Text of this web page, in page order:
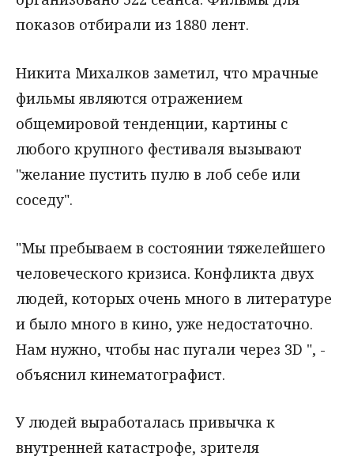
показов отбирали из 1880 лент.
Никита Михалков заметил, что мрачные
фильмы являются отражением
общемировой тенденции, картины с
любого крупного фестиваля вызывают
"желание пустить пулю в лоб себе или
соседу".
"Мы пребываем в состоянии тяжелейшего
человеческого кризиса. Конфликта двух
людей, которых очень много в литературе
и было много в кино, уже недостаточно.
Нам нужно, чтобы нас пугали через 3D ", -
объяснил кинематографист.
У людей выработалась привычка к
внутренней катастрофе, зрителя